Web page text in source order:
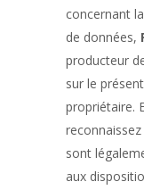
concernant
de données,
producteur
sur le
propriétaire.
sont
aux